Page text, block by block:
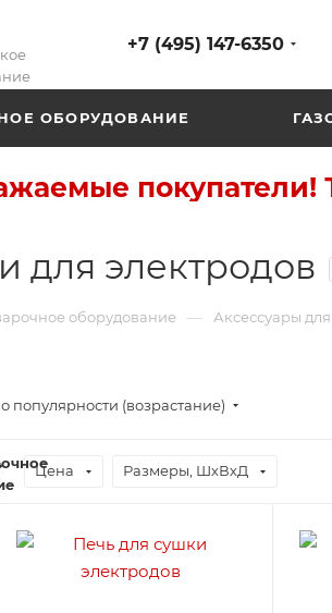
+7 (495) 147-6350
ОБОРУДОВАНИЕ
покупатели!
для электродов
оборудование — Аксессуары
популярности (возрастание)
Цена Размеры, ШхВхД